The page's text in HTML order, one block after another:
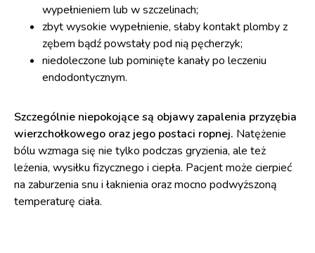
wypełnieniem lub w szczelinach;
zbyt wysokie wypełnienie, słaby kontakt plomby z
zębem bądź powstały pod nią pęcherzyk;
niedoleczone lub pominięte kanały po leczeniu
endodontycznym.
Szczególnie niepokojące są objawy zapalenia przyzębia
wierzchołkowego oraz jego postaci ropnej. Natężenie
bólu wzmaga się nie tylko podczas gryzienia, ale też
leżenia, wysiłku fizycznego i ciepła. Pacjent może cierpieć
na zaburzenia snu i łaknienia oraz mocno podwyższoną
temperaturę ciała.